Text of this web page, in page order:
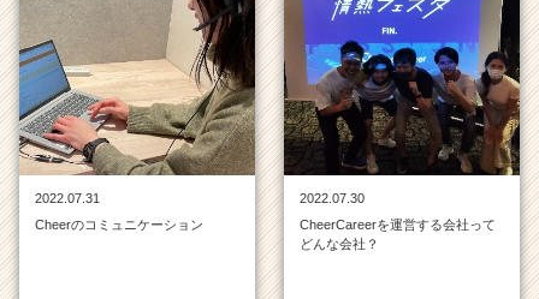
2022.07.31
Cheerのコミュニケーション
2022.07.30
CheerCareerを運営する会社って
どんな会社？